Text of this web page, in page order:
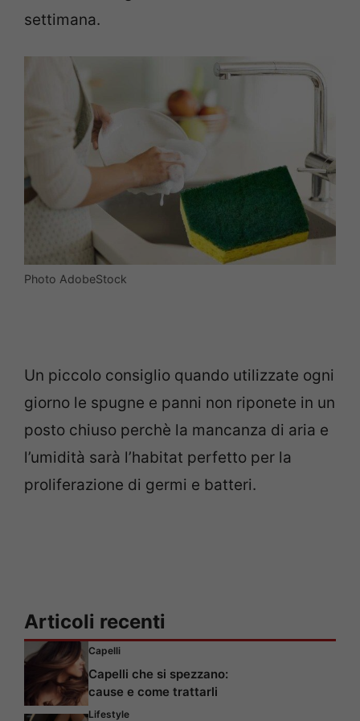
settimana.
Photo AdobeStock
Un piccolo consiglio quando utilizzate ogni
giorno le spugne e panni non riponete in un
posto chiuso perchè la mancanza di aria e
l’umidità sarà l’habitat perfetto per la
proliferazione di germi e batteri.
Articoli recenti
Capelli
Capelli che si spezzano:
cause e come trattarli
Lifestyle